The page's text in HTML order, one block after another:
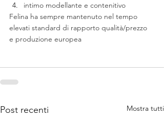
intimo modellante e contenitivo
Felina ha sempre mantenuto nel tempo
elevati standard di rapporto qualità/prezzo
e produzione europea
Post recenti Mostra tutti